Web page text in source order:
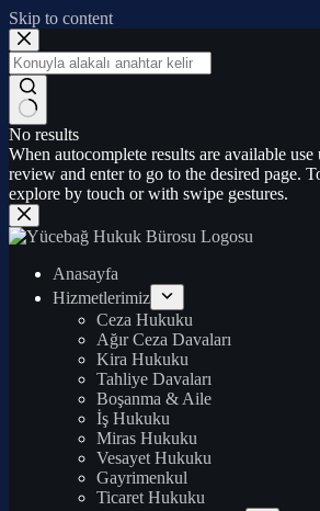
Skip to content
No results
When autocomplete results are available
review and enter to go to the desired page.
explore by touch or with swipe gestures.
Anasayfa
Hizmetlerimiz
Ceza Hukuku
Ağır Ceza Davaları
Kira Hukuku
Tahliye Davaları
Boşanma & Aile
İş Hukuku
Miras Hukuku
Vesayet Hukuku
Gayrimenkul
Ticaret Hukuku